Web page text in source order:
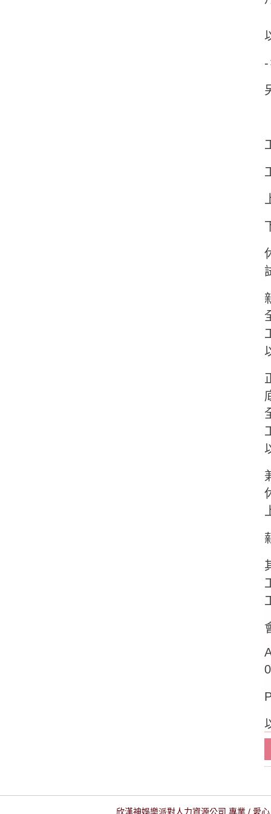
欣漢神娛樂派對人力資源公司 專業 / 愛